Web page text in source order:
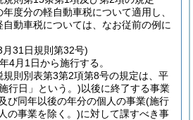
度分の軽自動車税について適用し、
動車税については、なお従前の例に
月31日規則第32号)
4月1日から施行する。
則別表第3第2項第8号の規定は、平
行日」という。)以後に終了する事業
び同年以後の年分の個人の事業(施行
の事業を除く。)に対して課すべき事